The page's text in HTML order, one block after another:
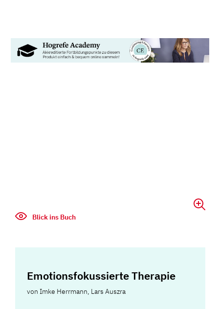
Blick ins Buch
Emotionsfokussierte Therapie
vonImke Herrmann, Lars Auszra